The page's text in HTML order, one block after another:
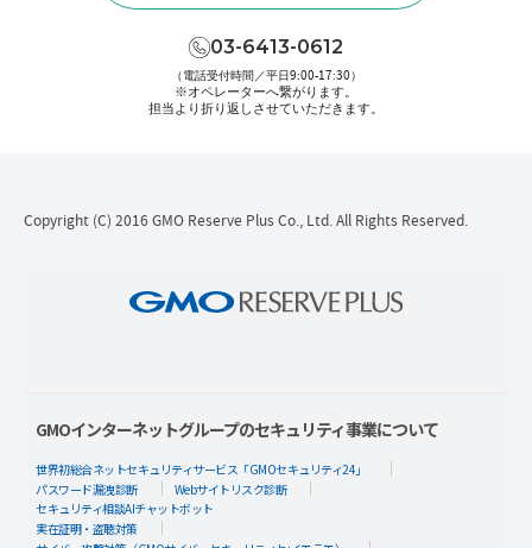
03-6413-0612
（電話受付時間／平日9:00-17:30）
※オペレーターへ繋がります。
担当より折り返しさせていただきます。
Copyright (C) 2016 GMO Reserve Plus Co., Ltd. All Rights Reserved.
GMOインターネットグループのセキュリティ事業について
世界初総合ネットセキュリティサービス「GMOセキュリティ24」
パスワード漏洩診断
Webサイトリスク診断
セキュリティ相談AIチャットボット
実在証明・盗聴対策